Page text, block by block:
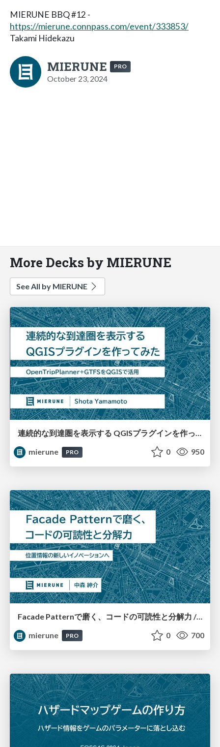
MIERUNE BBQ #12 -
https://mierune.connpass.com/event/333853/
Takami Hidekazu
MIERUNE PRO
October 23, 2024
More Decks by MIERUNE
See All by MIERUNE
連続的な到達圏を表示する QGISプラグインを作ってみた
mierune
PRO 0 950
Facade Patternで磨く、コードの可読性と分解力 / MIERUNE BBQ #13
mierune
PRO 0 700